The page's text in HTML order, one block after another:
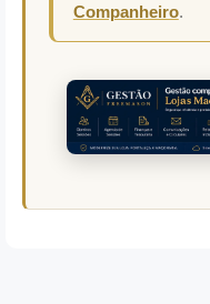
Companheiro.